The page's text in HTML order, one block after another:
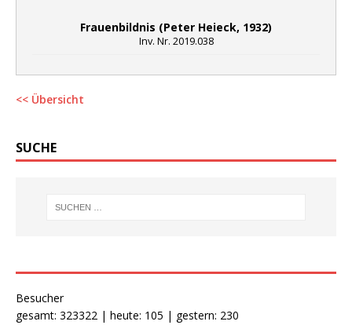
Frauenbildnis (Peter Heieck, 1932)
Inv. Nr. 2019.038
<< Übersicht
SUCHE
Besucher
gesamt: 323322 | heute: 105 | gestern: 230